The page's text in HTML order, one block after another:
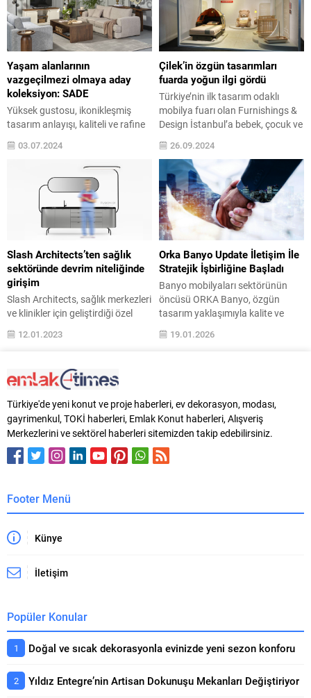
fuarlarından BAU Yapı Fuarı’na
katılan Yıldız Entegre,
katılımcıların yoğun ilgisiyle
karşılaştı. Orman ürünleri
sektöründe en büyük üreticilerden
biri olan Yıldız Entegre, dünyanın
önemli yapı ve inşaat fuarlarından
BAU...
Yaşam alanlarının
vazgeçilmezi olmaya aday
koleksiyon: SADE
Yüksek gustosu, ikonikleşmiş
tasarım anlayışı, kaliteli ve rafine
üretimiyle müşteri memnuniyetini
en üst seviyede tutmayı başaran
Coastal Homes, yeni koleksiyonu
SADE’yi dekorasyon tutkunlarının
beğenisine sunuyor. Modern
yaşam alanlarına minimalist ve
huzur verici bir estetik
kazandırmayı hedefleyen
koleksiyon, işlevsellik ile şıklığı
mükemmel bir dengede
buluşturuyor. Coastal Homes’un
yeni koleksiyonu
SADE; Sofistike,...
03.07.2024
Çilek’in özgün tasarımları
fuarda yoğun ilgi gördü
Türkiye’nin ilk tasarım odaklı
mobilya fuarı olan Furnishings &
Design İstanbul’a bebek, çocuk ve
genç odası kategorisinde katılan
tek firma olan Çilek Mobilya’nın
standı damga vurdu. Uluslararası
tasarım ödüllü Koza Beşik ile
Teddy Karyola ve Maceracı
Karyola tasarımları yoğun ilgi
gördü. Mobilya Dernekleri
Federasyonu (MOSFED)
tarafından düzenlenen ve
Türkiye’nin...
26.09.2024
Slash Architects’ten sağlık
sektöründe devrim niteliğinde
girişim
Slash Architects, sağlık merkezleri
ve klinikler için geliştirdiği özel
tasarlanmış mobilya markası
SLASH ile sağlık sektöründe çok
SLASH koleksiyonunda yer alan
ikonik, zamansız ve akıllı
tasarımları, kliniklerin estetikten
vazgeçmeden tüm
gereksinimlerini
karşılayabilmelerini sağlıyor.
Mimar Şule
Architects, onlarca seçkin sağlık
12.01.2023
Orka Banyo Update İletişim İle
Stratejik İşbirliğine Başladı
Banyo mobilyaları sektörünün
öncüsü ORKA Banyo, özgün
tasarım yaklaşımıyla kalite ve
fonksiyonelliği bir araya getirerek
yaşam alanlarına değer katmaya
yaklaşan deneyimiyle banyo
mobilyaları alanında uzmanlaşan
ORKA Banyo, zamansız tasarım
anlayışı, kullanıcı ihtiyaçlarına
odaklanan fonksiyonel
19.01.2026
Türkiye'de yeni konut ve proje haberleri, ev dekorasyon, modası,
gayrimenkul, TOKİ haberleri, Emlak Konut haberleri, Alışveriş
Merkezlerini ve sektörel haberleri sitemizden takip edebilirsiniz.
Footer Menü
Künye
İletişim
Popüler Konular
Doğal ve sıcak dekorasyonla evinizde yeni sezon konforu
Yıldız Entegre’nin Artisan Dokunuşu Mekanları Değiştiriyor